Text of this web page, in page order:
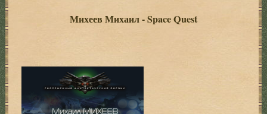
Михеев Михаил - Space Quest